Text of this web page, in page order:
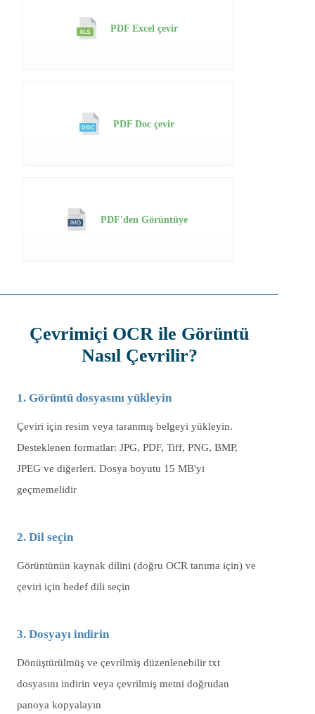
PDF Excel çevir
PDF Doc çevir
PDF'den Görüntüye
Çevrimiçi OCR ile Görüntü
Nasıl Çevrilir?
1. Görüntü dosyasını yükleyin
Çeviri için resim veya taranmış belgeyi yükleyin.
Desteklenen formatlar: JPG, PDF, Tiff, PNG, BMP,
JPEG ve diğerleri. Dosya boyutu 15 MB'yi
geçmemelidir
2. Dil seçin
Görüntünün kaynak dilini (doğru OCR tanıma için) ve
çeviri için hedef dili seçin
3. Dosyayı indirin
Dönüştürülmüş ve çevrilmiş düzenlenebilir txt
dosyasını indirin veya çevrilmiş metni doğrudan
panoya kopyalayın